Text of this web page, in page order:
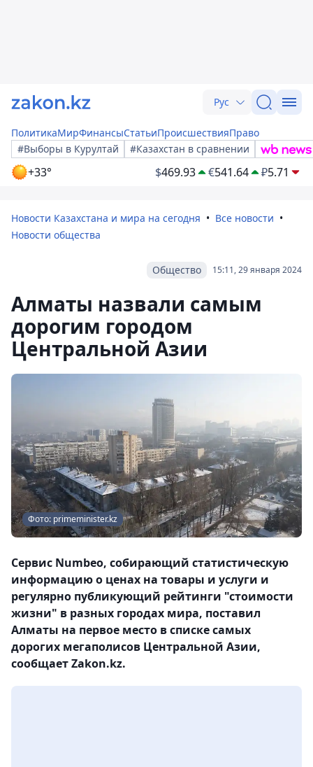
Рус
ПолитикаМирФинансыСтатьиПроисшествияПраво
#Выборы в Курултай
#Казахстан в сравнении
+33° $469.93 €541.64 ₽5.71
Новости Казахстана и мира на сегодня
Все новости
Новости общества
15:11, 29 января 2024
Общество
Алматы назвали самым
дорогим городом
Центральной Азии
Фото: primeminister.kz
Сервис Numbeo, собирающий статистическую
информацию о ценах на товары и услуги и
регулярно публикующий рейтинги "стоимости
жизни" в разных городах мира, поставил
Алматы на первое место в списке самых
дорогих мегаполисов Центральной Азии,
сообщает Zakon.kz.